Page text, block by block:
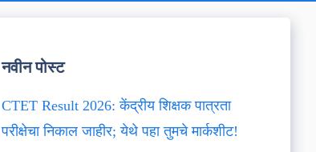
नवीन पोस्ट
CTET Result 2026: केंद्रीय शिक्षक पात्रता
परीक्षेचा निकाल जाहीर; येथे पहा तुमचे मार्कशीट!